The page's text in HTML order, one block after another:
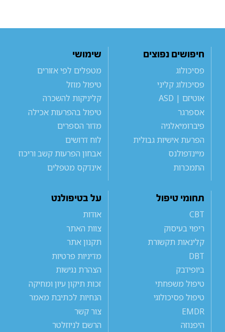
חיפושים נפוצים
פסיכולוג
פסיכולוג קליני
אוטיזם | ASD
אספרגר
פיברומיאלגיה
הפרעת אישיות גבולית
מיינדפולנס
התמכרות
שימושי
מטפלים לפי אזורים
טיפול מוזל
קליניקות להשכרה
טיפול בהפרעות אכילה
מדור הספרים
לוח דרושים
אבחון הפרעות קשב וריכוז
אינדקס מטפלים
תחומי טיפול
CBT
ריפוי בעיסוק
קלינאות תקשורת
DBT
ביופידבק
טיפול משפחתי
טיפול פסיכולוגי
EMDR
היפנוזה
על בטיפולנט
אודות
צוות האתר
תקנון אתר
מדיניות פרטיות
הצהרת נגישות
זכות תיקון עיון ומחיקה
הנחיות לכתיבת מאמר
צור קשר
הרשם לניוזלטר